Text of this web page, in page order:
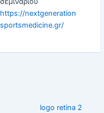
https://nextgeneration
sportsmedicine.gr/